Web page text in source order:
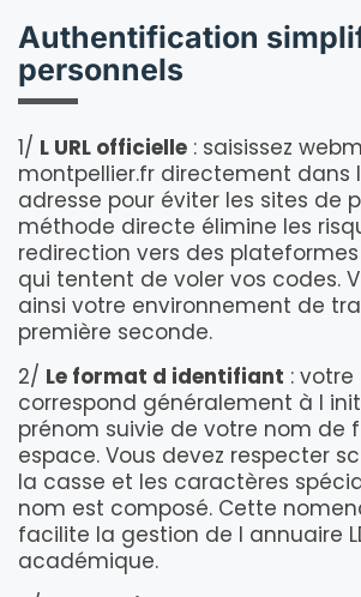
Authentification
personnels
1/ L URL officielle : saisissez
montpellier.fr directement dans
adresse pour éviter les sites de
méthode directe élimine les
redirection vers des
qui tentent de voler vos codes.
ainsi votre environnement de
première seconde.
2/ Le format d identifiant : votre
correspond généralement à l
prénom suivie de votre nom de
espace. Vous devez respecter
la casse et les caractères
nom est composé. Cette
facilite la gestion de l annuaire
académique.